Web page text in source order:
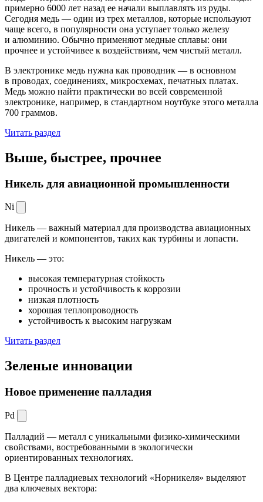
примерно 6000 лет назад ее начали выплавлять из руды.
Сегодня медь — один из трех металлов, которые используют
чаще всего, в популярности она уступает только железу
и алюминию. Обычно применяют медные сплавы: они
прочнее и устойчивее к воздействиям, чем чистый металл.
В электронике медь нужна как проводник — в основном
в проводах, соединениях, микросхемах, печатных платах.
Медь можно найти практически во всей современной
электронике, например, в стандартном ноутбуке этого металла
700 граммов.
Читать раздел
Выше, быстрее, прочнее
Никель для авиационной промышленности
Ni
Никель — важный материал для производства авиационных
двигателей и компонентов, таких как турбины и лопасти.
Никель — это:
высокая температурная стойкость
прочность и устойчивость к коррозии
низкая плотность
хорошая теплопроводность
устойчивость к высоким нагрузкам
Читать раздел
Зеленые инновации
Новое применение палладия
Pd
Палладий — металл с уникальными физико-химическими
свойствами, востребованными в экологически
ориентированных технологиях.
В Центре палладиевых технологий «Норникеля» выделяют
два ключевых вектора: